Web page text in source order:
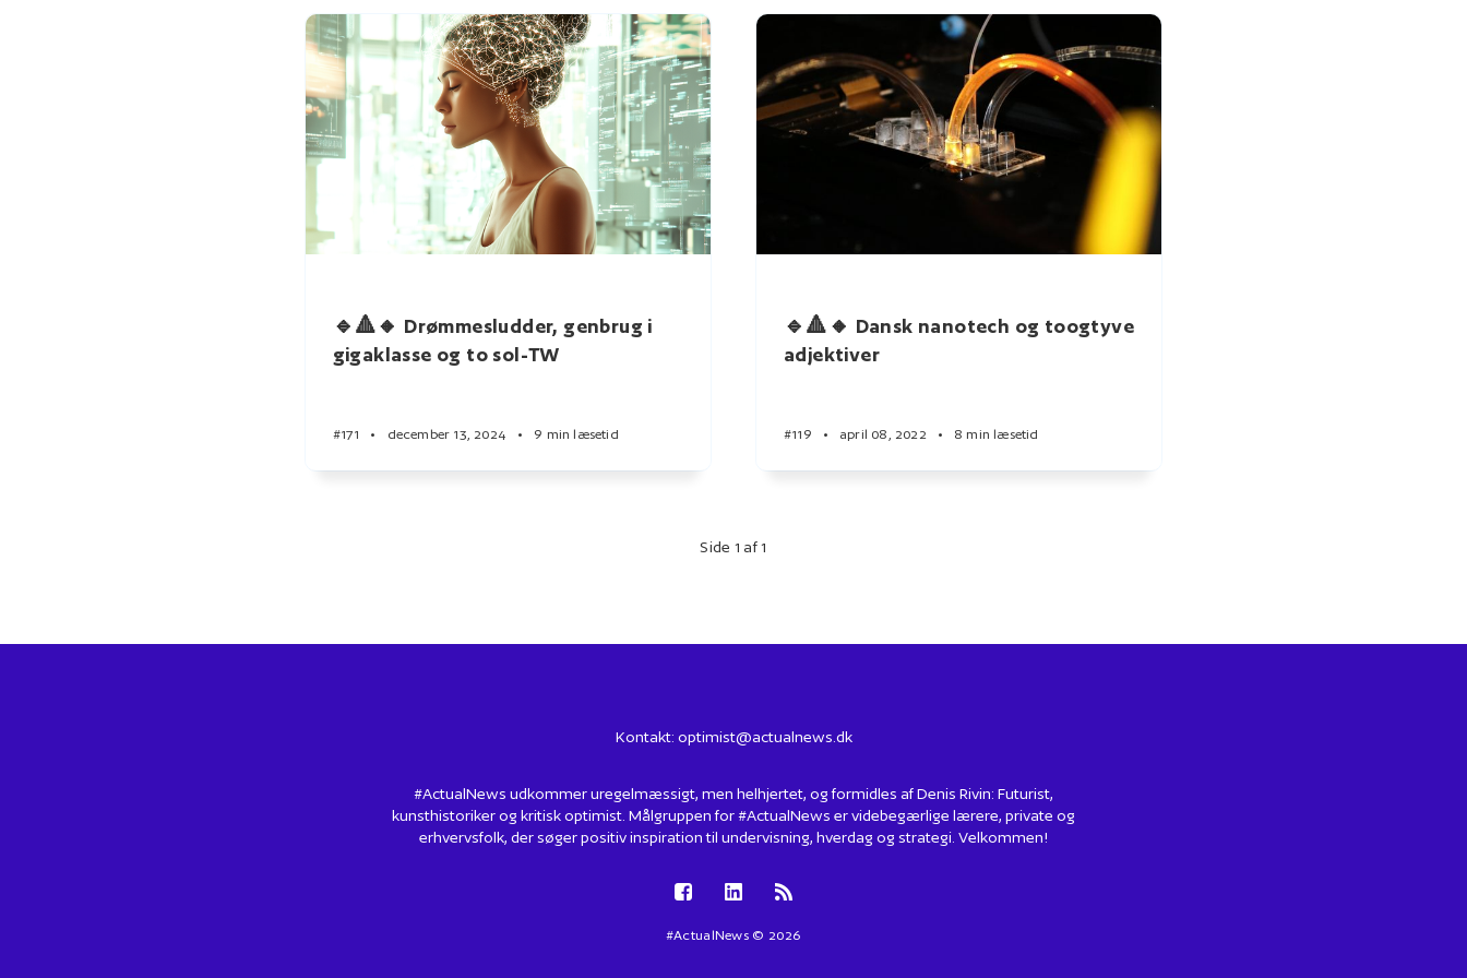
🔹🔺🔸 Drømmesludder, genbrug i
gigaklasse og to sol-TW
#171 • december 13, 2024 • 9 min læsetid
🔹🔺🔸 Dansk nanotech og toogtyve
adjektiver
#119 • april 08, 2022 • 8 min læsetid
Side 1 af 1
Kontakt: optimist@actualnews.dk
#ActualNews udkommer uregelmæssigt, men helhjertet, og formidles af Denis Rivin: Futurist,
kunsthistoriker og kritisk optimist. Målgruppen for #ActualNews er videbegærlige lærere, private og
erhvervsfolk, der søger positiv inspiration til undervisning, hverdag og strategi. Velkommen!
#ActualNews © 2026